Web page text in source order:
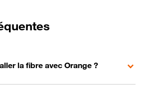
la fibre avec Orange ?